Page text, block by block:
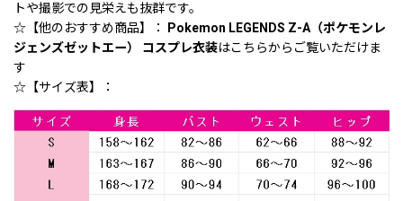
トや撮影での見栄えも抜群です。
☆【他のおすすめ商品】：
Pokemon LEGENDS Z-A（ポケモンレ
ジェンズゼットエー） コスプレ衣装はこちらからご覧いただけま
す
☆【サイズ表】：